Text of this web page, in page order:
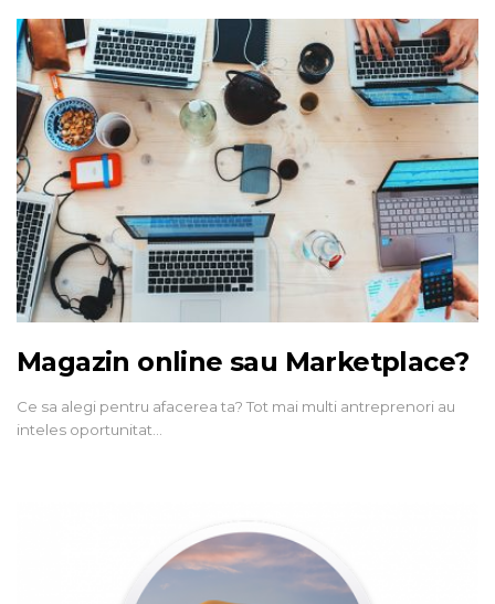
Magazin online sau Marketplace?
Ce sa alegi pentru afacerea ta? Tot mai multi antreprenori au
inteles oportunitat…